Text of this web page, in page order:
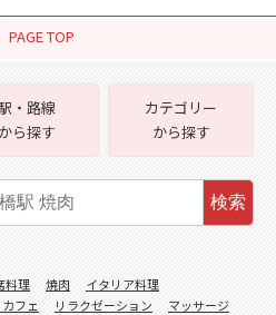
PAGE TOP
・路線
から探す
カテゴリー
から探す
検索
料理 焼肉
イタリア料理
フェ リラクゼーション
マッサージ